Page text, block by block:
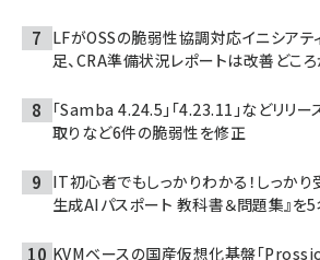
LFがOSSの脆弱性協調対応イニシアテ
足、CRA準備状況レポートは改善どこ
「Samba 4.24.5」「4.23.11」などリリ
取りなど6件の脆弱性を修正
IT初心者でもしっかりわかる！しっかり
生成AIパスポート 教科書＆問題集』を5
KVMベースの国産仮想化基盤「